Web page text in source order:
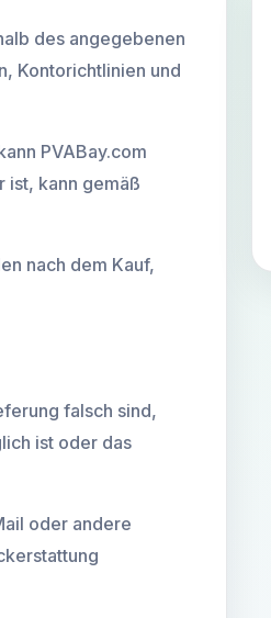
des angegebenen
Kontorichtlinien und
PVABay.com
ist, kann gemäß
nach dem Kauf,
falsch sind,
ist oder das
oder andere